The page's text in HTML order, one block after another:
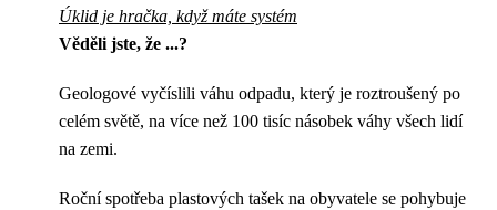
Úklid je hračka, když máte systém
Věděli jste, že ...?
Geologové vyčíslili váhu odpadu, který je roztroušený po
celém světě, na více než 100 tisíc násobek váhy všech lidí
na zemi.
Roční spotřeba plastových tašek na obyvatele se pohybuje